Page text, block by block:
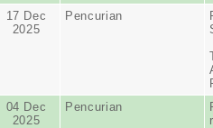
17 Dec
2025
Pencurian
04 Dec
2025
Pencurian